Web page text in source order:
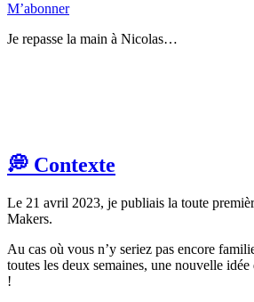
M’abonner
Je repasse la main à Nicolas…
💭 Contexte
Le 21 avril 2023, je publiais la toute
Makers.
Au cas où vous n’y seriez pas encore
toutes les deux semaines, une nouvelle idée
!